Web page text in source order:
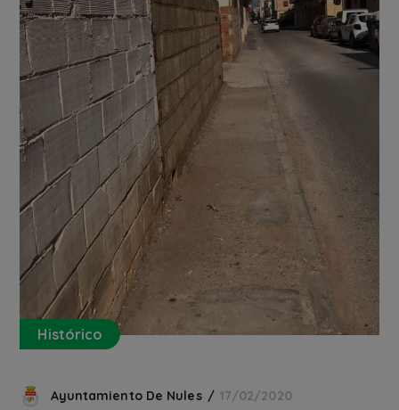
Histórico
Ayuntamiento De Nules 17/02/2020